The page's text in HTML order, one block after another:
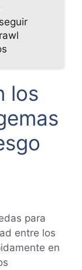
los
para
entre los
en